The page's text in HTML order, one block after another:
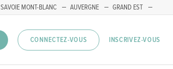
SAVOIE MONT-BLANC AUVERGNE
GRAND EST
CONNECTEZ-VOUS INSCRIVEZ-VOUS